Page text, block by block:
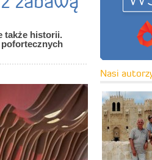
także historii.
Nasi